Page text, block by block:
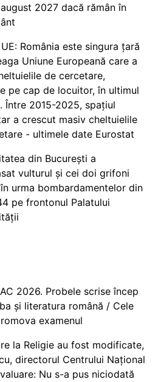
2027 dacă rămân în
România este singura țară
Uniune Europeană care a
de cercetare,
pe cap de locuitor, în ultimul
Între 2015-2025, spațiul
a crescut masiv cheltuielile
- ultimele date Eurostat
din București a
vulturul și cei doi grifoni
urma bombardamentelor din
pe frontonul Palatului
2026. Probele scrise încep
și literatura română / Cele
examenul
la Religie au fost modificate,
directorul Centrului Național
Nu s-a pus niciodată